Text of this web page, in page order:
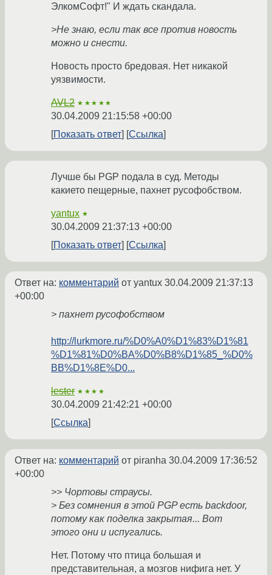
ЭлкомСофт!" И ждать скандала.
>Не знаю, если так все против новость
можно и снести.
Новость просто бредовая. Нет никакой
уязвимости.
AVL2 ★★★★★
30.04.2009 21:15:58 +00:00
Показать ответ
Ссылка
Лучше бы PGP подала в суд. Методы
какието пещерные, пахнет русофобством.
yantux ★
30.04.2009 21:37:13 +00:00
Показать ответ
Ссылка
Ответ на: комментарий от yantux 30.04.2009 21:37:13
+00:00
> пахнет русофобством
http://lurkmore.ru/%D0%A0%D1%83%D1%81
%D1%81%D0%BA%D0%B8%D1%85_%D0%
BB%D1%8E%D0...
lester ★★★★
30.04.2009 21:42:21 +00:00
Ссылка
Ответ на: комментарий от piranha 30.04.2009 17:36:52
+00:00
>> Чортовы страусы.
> Без сомнения в этой PGP есть backdoor,
потому как поделка закрытая... Вот
этого они и испугались.
Нет. Потому что птица большая и
представительная, а мозгов нифига нет. У